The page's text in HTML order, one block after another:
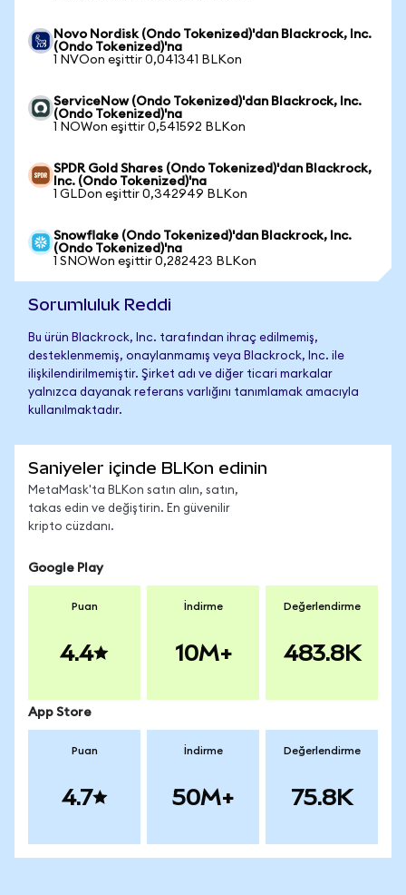
Novo Nordisk (Ondo Tokenized)'dan Blackrock, Inc.
(Ondo Tokenized)'na
1 NVOon eşittir 0,041341 BLKon
ServiceNow (Ondo Tokenized)'dan Blackrock, Inc.
(Ondo Tokenized)'na
1 NOWon eşittir 0,541592 BLKon
SPDR Gold Shares (Ondo Tokenized)'dan Blackrock,
Inc. (Ondo Tokenized)'na
1 GLDon eşittir 0,342949 BLKon
Snowflake (Ondo Tokenized)'dan Blackrock, Inc.
(Ondo Tokenized)'na
1 SNOWon eşittir 0,282423 BLKon
Sorumluluk Reddi
Bu ürün Blackrock, Inc. tarafından ihraç edilmemiş,
desteklenmemiş, onaylanmamış veya Blackrock, Inc. ile
ilişkilendirilmemiştir. Şirket adı ve diğer ticari markalar
yalnızca dayanak referans varlığını tanımlamak amacıyla
kullanılmaktadır.
Saniyeler içinde BLKon edinin
MetaMask'ta BLKon satın alın, satın,
takas edin ve değiştirin. En güvenilir
kripto cüzdanı.
Google Play
Puan
4.4
İndirme
10M+
Değerlendirme
483.8K
App Store
Puan
4.7
İndirme
50M+
Değerlendirme
75.8K